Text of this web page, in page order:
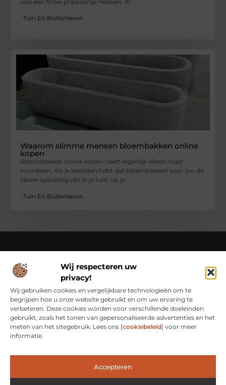
Wij respecteren uw
privacy!
Wij gebruiken cookies en vergelijkbare technologieën om te
begrijpen hoe u onze website gebruikt en om uw ervaring te
verbeteren. Deze cookies worden voor verschillende doeleinden
gebruikt, zoals het tonen van gepersonaliseerde advertenties en het
meten van het sitegebruik. Lees ons [cookiebeleid] voor meer
informatie.
Accepteren
ook een flinke prijskaartje hebben. Al
Tuin En Buitenleven
Waarom slimme mensen bloembakken online
kopen
Bloembakken online kopen heeft eigenlijk alleen maar
voordelen. Als je besloten hebt dat bloembakken voor jou de
ideale oplossing zijn in je tuin, op je
Tuin En Buitenleven
Over Class Actions
Classactions.nl – Van dagelijkse inspiratie tot bijzondere
verhalen.
Verken artikelen en blogs die je informeren,
inspireren en bewust maken van alles wat er speelt in de
wereld.
Bericht categorie